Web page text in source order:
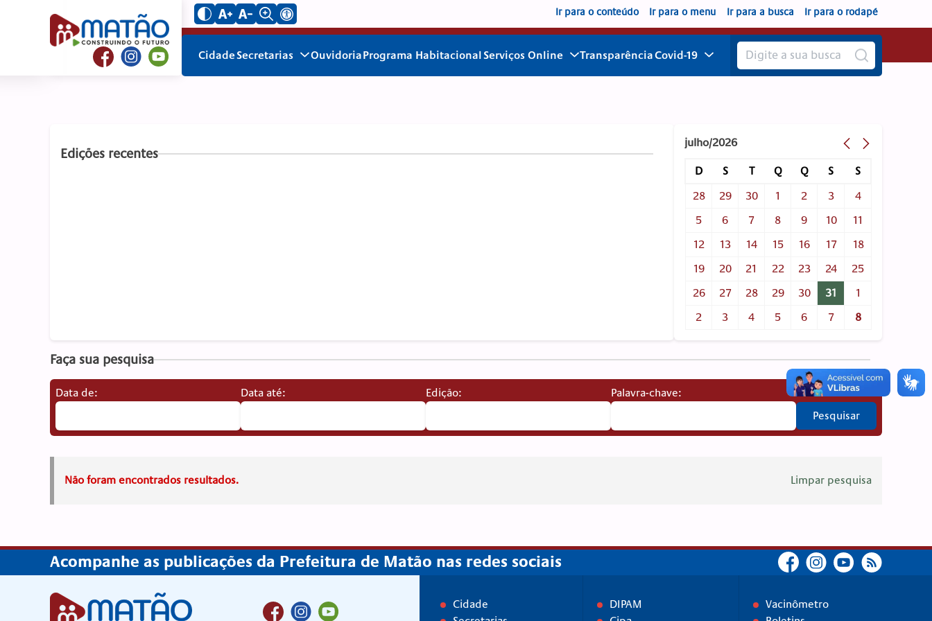
Ir para o conteúdo Ir para o menu Ir para a busca Ir para o rodapé
CidadeSecretarias OuvidoriaPrograma HabitacionalServiços Online TransparênciaCovid-19
Edições recentes
julho/2026
D S T Q Q S
S
28
29 30 1 2 3
4
5
6 7 8 9 10
11
12
13 14 15 16 17
18
19
20 21 22 23 24
25
26
27 28 29 30 31
1
2
3 4 5 6 7 8
Faça sua pesquisa
Data de: Data até: Edição:
Palavra-chave:
Pesquisar
Não foram encontrados resultados. Limpar pesquisa
Acompanhe as publicações da Prefeitura de Matão nas redes sociais
Cidade
DIPAM
Vacinômetro